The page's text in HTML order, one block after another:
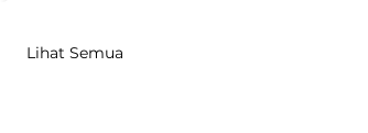
Lihat Semua